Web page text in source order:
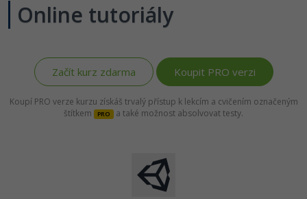
Online tutoriály
Začít kurz zdarma Koupit PRO verzi
Koupí PRO verze kurzu získáš trvalý přístup k lekcím a cvičením označeným
štítkem
PRO a také možnost absolvovat testy.